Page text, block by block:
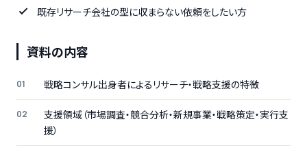
既存リサーチ会社の型に収まらない依頼をしたい方
資料の内容
戦略コンサル出身者によるリサーチ・戦略支援の特徴
支援領域（市場調査・競合分析・新規事業・戦略策定・実行支
援）